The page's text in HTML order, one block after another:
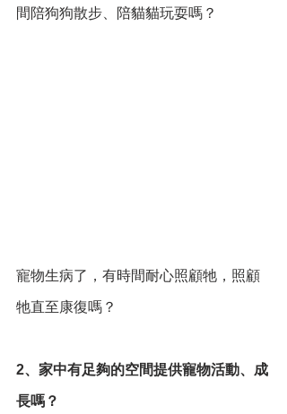
間陪狗狗散步、陪貓貓玩耍嗎？
寵物生病了，有時間耐心照顧牠，照顧
牠直至康復嗎？
2、家中有足夠的空間提供寵物活動、成
長嗎？